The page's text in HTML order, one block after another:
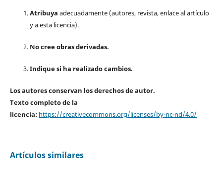
Atribuya adecuadamente (autores, revista, enlace al artículo
y a esta licencia).
No cree obras derivadas.
Indique si ha realizado cambios.
Los autores conservan los derechos de autor.
Texto completo de la
licencia: https://creativecommons.org/licenses/by-nc-nd/4.0/
Artículos similares